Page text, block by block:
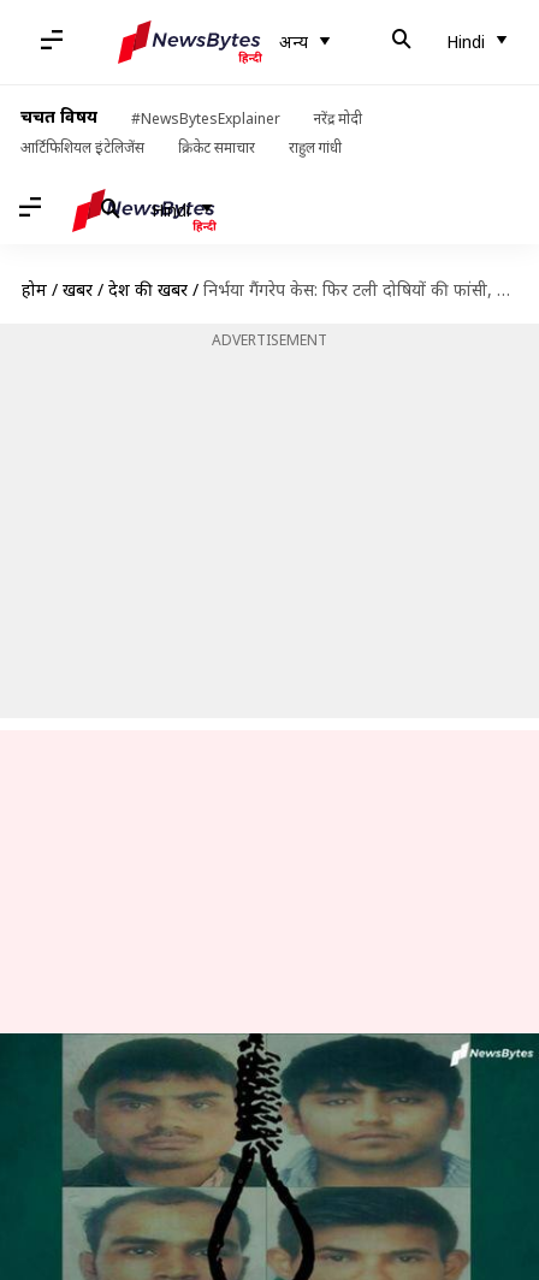
अन्य Hindi
चर्चित विषय #NewsBytesExplainer
नरेंद्र मोदी
आर्टिफिशियल इंटेलिजेंस
क्रिकेट समाचार राहुल गांधी
Hindi
होम / खबरें / देश की खबरें / निर्भया गैंगरेप केस: फिर टली दोषियों की फांसी, कोर्ट ने अगले आदेश तक लगाई रोक
ADVERTISEMENT
निर्भया गैंगरेप केस: फिर टली दोषियों
की फांसी, कोर्ट ने अगले आदेश तक
लगाई रोक
मुकुल तोमर Mar 02, 2020 05:56 pm
क्या है खबर?